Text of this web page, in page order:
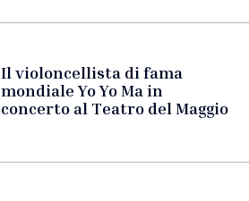
Il violoncellista di fama
mondiale Yo Yo Ma in
concerto al Teatro del Maggio